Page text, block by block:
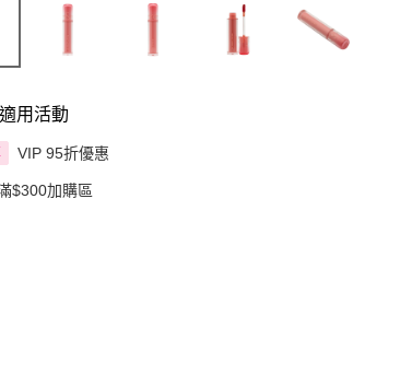
用活動
VIP 95折優惠
$300加購區